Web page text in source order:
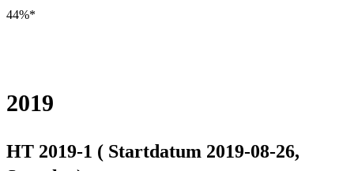
44%*
2019
HT 2019-1 ( Startdatum 2019-08-26,